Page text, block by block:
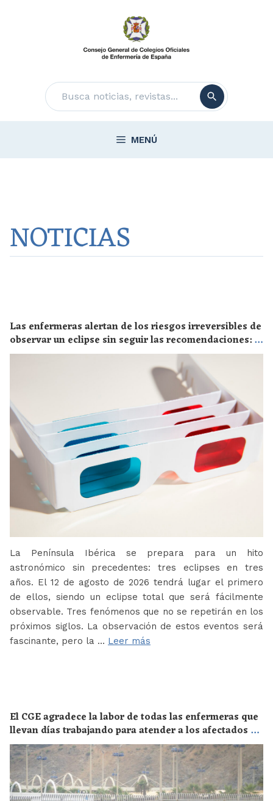
Buscar
MENÚ
NOTICIAS
Las enfermeras alertan de los riesgos irreversibles de
observar un eclipse sin seguir las recomendaciones: la
retinopatía solar es el mayor de los peligros
La Península Ibérica se prepara para un hito
astronómico sin precedentes: tres eclipses en tres
años. El 12 de agosto de 2026 tendrá lugar el primero
de ellos, siendo un eclipse total que será fácilmente
observable. Tres fenómenos que no se repetirán en los
próximos siglos. La observación de estos eventos será
fascinante, pero la … Leer más
El CGE agradece la labor de todas las enfermeras que
llevan días trabajando para atender a los afectados de
la crisis migratoria de Ceuta